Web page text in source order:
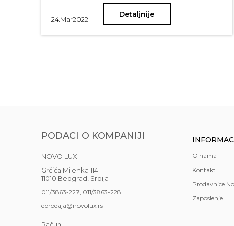
24. Mar2022
Detaljnije
PODACI O KOMPANIJI
NOVO LUX
Grčića Milenka 114
11010 Beograd, Srbija
011/3863-227 011/3863-228
eprodaja@novolux.rs
O nama
Kontakt
Prodavnice
Zaposlenje